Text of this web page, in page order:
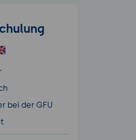
bei der GFU